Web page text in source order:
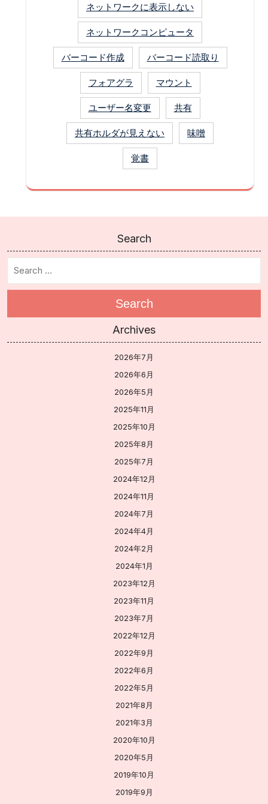
ネットワークに表示しない
ネットワークコンピュータ
バーコード作成 バーコード読取り
フォアグラ マウント
ユーザー名変更 共有
共有ホルダが見えない 味噌
覚書
Search
Search
Archives
2026年7月
2026年6月
2026年5月
2025年11月
2025年10月
2025年8月
2025年7月
2024年12月
2024年11月
2024年7月
2024年4月
2024年2月
2024年1月
2023年12月
2023年11月
2023年7月
2022年12月
2022年9月
2022年6月
2022年5月
2021年8月
2021年3月
2020年10月
2020年5月
2019年10月
2019年9月